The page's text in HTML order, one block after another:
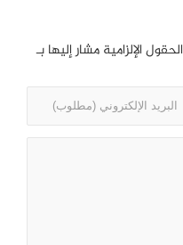
الحقول الإلزامية مشار إليها بـ